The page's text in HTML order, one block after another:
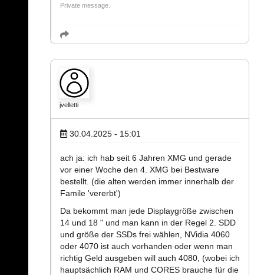
Private message.
jvelletti
30.04.2025 - 15:01
ach ja: ich hab seit 6 Jahren XMG und gerade
vor einer Woche den 4. XMG bei Bestware
bestellt. (die alten werden immer innerhalb der
Famile 'vererbt')
Da bekommt man jede Displaygröße zwischen
14 und 18 " und man kann in der Regel 2. SDD
und größe der SSDs frei wählen, NVidia 4060
oder 4070 ist auch vorhanden oder wenn man
richtig Geld ausgeben will auch 4080, (wobei ich
hauptsächlich RAM und CORES brauche für die